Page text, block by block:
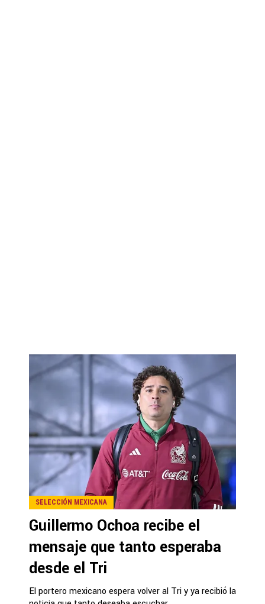
SELECCIÓN MEXICANA
Guillermo Ochoa recibe el
mensaje que tanto esperaba
desde el Tri
El portero mexicano espera volver al Tri y ya recibió la